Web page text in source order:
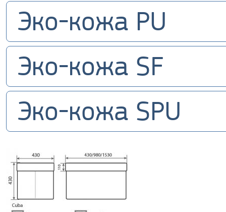
Эко-кожа PU
Эко-кожа SF
Эко-кожа SPU